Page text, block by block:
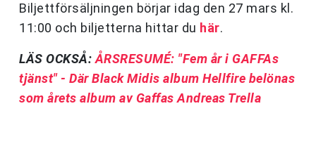
Biljettförsäljningen börjar idag den 27 mars kl.
11:00 och biljetterna hittar du här.
LÄS OCKSÅ:ÅRSRESUMÉ: "Fem år i GAFFAs
tjänst" - Där Black Midis album Hellfire belönas
som årets album av Gaffas Andreas Trella